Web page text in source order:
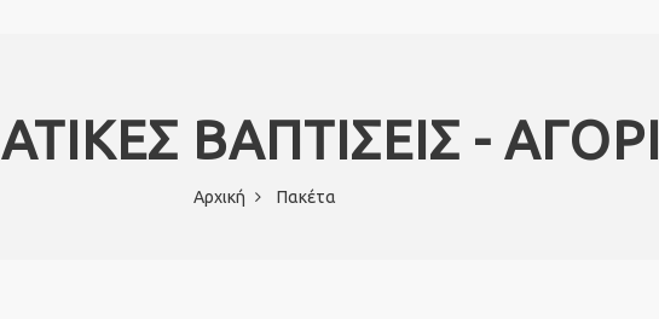
ΒΑΠΤΙΣΕΙΣ - ΑΓΟΡΙ
Αρχική Πακέτα